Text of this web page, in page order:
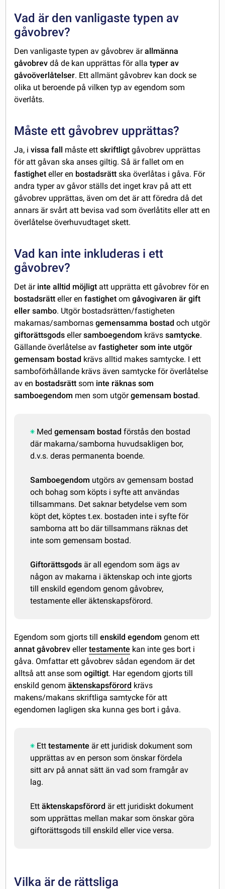
Vad är den vanligaste typen av
gåvobrev?
Den vanligaste typen av gåvobrev ärallmänna
gåvobrev då de kan upprättas för alla typer av
gåvoöverlåtelser. Ett allmänt gåvobrev kan dock se
olika ut beroende på vilken typ av egendom som
överlåts.
Måste ett gåvobrev upprättas?
Ja, ivissa fall måste ettskriftligt gåvobrev upprättas
för att gåvan ska anses giltig. Så är fallet om en
fastighet eller en bostadsrätt ska överlåtas i gåva. För
andra typer av gåvor ställs det inget krav på att ett
gåvobrev upprättas, även om det är att föredra då det
annars är svårt att bevisa vad som överlåtits eller att en
överlåtelse överhuvudtaget skett.
Vad kan inte inkluderas i ett
gåvobrev?
Det är inte alltid möjligt att upprätta ett gåvobrev för en
bostadsrätt eller enfastighet omgåvogivaren är gift
eller sambo. Utgör bostadsrätten/fastigheten
makarnas/sambornasgemensamma bostad och utgör
giftorättsgods ellersamboegendom krävssamtycke.
Gällande överlåtelse avfastigheter som inte utgör
gemensam bostad krävs alltid makes samtycke. I ett
samboförhållande krävs även samtycke för överlåtelse
av en bostadsrätt som inte räknas som
samboegendom men som utgörgemensam bostad.
Medgemensam bostad förstås den bostad
där makarna/samborna huvudsakligen bor,
d.v.s. deras permanenta boende.
Samboegendom utgörs av gemensam bostad
och bohag som köpts i syfte att användas
tillsammans. Det saknar betydelse vem som
köpt det, köptes t.ex. bostaden inte i syfte för
samborna att bo där tillsammans räknas det
inte som gemensam bostad.
Giftorättsgods är all egendom som ägs av
någon av makarna i äktenskap och inte gjorts
till enskild egendom genom gåvobrev,
testamente eller äktenskapsförord.
Egendom som gjorts tillenskild egendom genom ett
annat gåvobrev ellertestamente kan inte ges bort i
gåva. Omfattar ett gåvobrev sådan egendom är det
alltså att anse somogiltigt. Har egendom gjorts till
enskild genomäktenskapsförord krävs
makens/makans skriftliga samtycke för att
egendomen lagligen ska kunna ges bort i gåva.
Etttestamente är ett juridisk dokument som
upprättas av en person som önskar fördela
sitt arv på annat sätt än vad som framgår av
lag.
Ettäktenskapsförord är ett juridiskt dokument
som upprättas mellan makar som önskar göra
giftorättsgods till enskild eller vice versa.
Vilka är de rättsliga